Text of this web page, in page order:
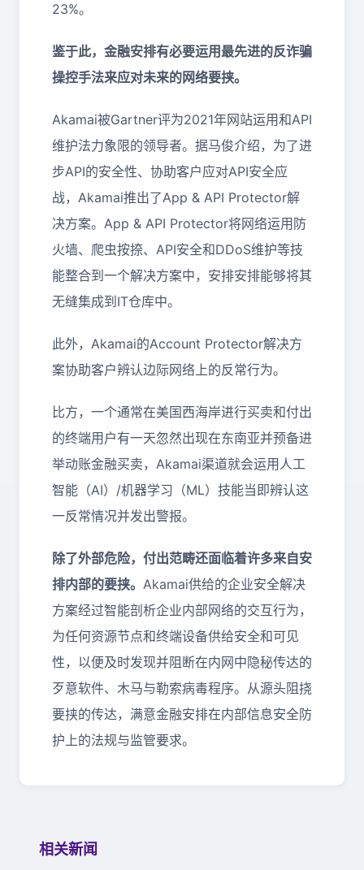
23%。
鉴于此，金融安排有必要运用最先进的反诈骗
操控手法来应对未来的网络要挟。
Akamai被Gartner评为2021年网站运用和API
维护法力象限的领导者。据马俊介绍，为了进
步API的安全性、协助客户应对API安全应
战，Akamai推出了App & API Protector解
决方案。App & API Protector将网络运用防
火墙、爬虫按捺、API安全和DDoS维护等技
能整合到一个解决方案中，安排安排能够将其
无缝集成到IT仓库中。
此外，Akamai的Account Protector解决方
案协助客户辨认边际网络上的反常行为。
比方，一个通常在美国西海岸进行买卖和付出
的终端用户有一天忽然出现在东南亚并预备进
举动账金融买卖，Akamai渠道就会运用人工
智能（AI）/机器学习（ML）技能当即辨认这
一反常情况并发出警报。
除了外部危险，付出范畴还面临着许多来自安
排内部的要挟。 Akamai供给的企业安全解决
方案经过智能剖析企业内部网络的交互行为，
为任何资源节点和终端设备供给安全和可见
性，以便及时发现并阻断在内网中隐秘传达的
歹意软件、木马与勒索病毒程序。从源头阻挠
要挟的传达，满意金融安排在内部信息安全防
护上的法规与监管要求。
相关新闻